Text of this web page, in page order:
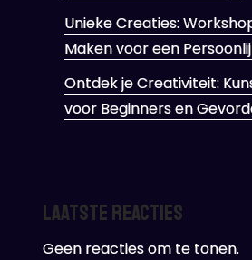
Unieke Creaties:
Maken voor een
Ontdek je Creativiteit:
voor Beginners en
Laatste reacties
Geen reacties om te tonen.